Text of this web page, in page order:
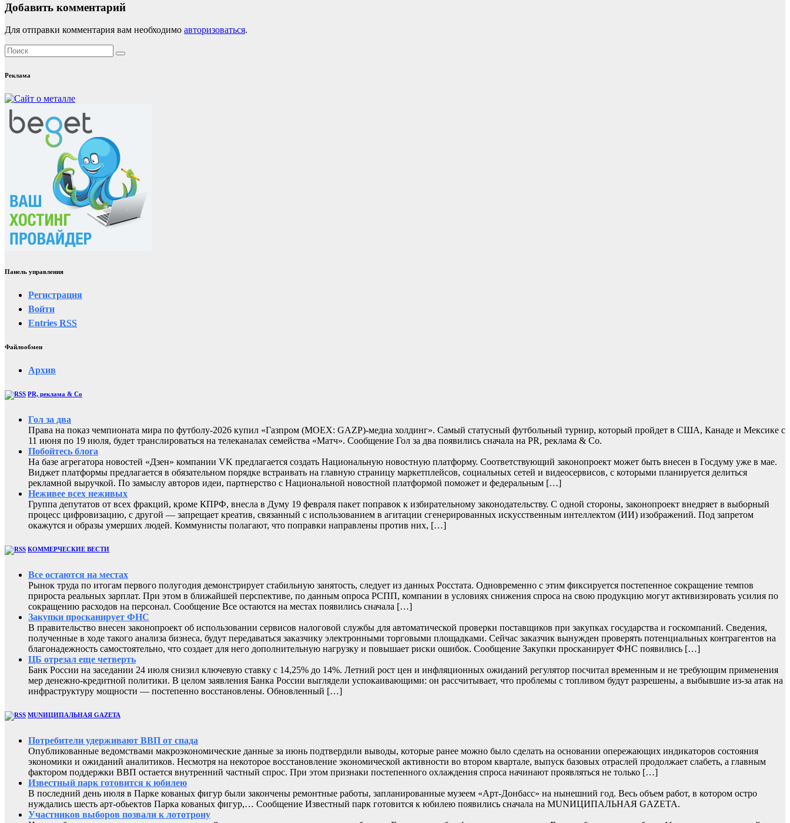
Добавить комментарий
Для отправки комментария вам необходимо авторизоваться.
Реклама
Панель управления
Регистрация
Войти
Entries RSS
Файлообмен
Архив
PR, реклама & Co
Гол за два
Права на показ чемпионата мира по футболу-2026 купил «Газпром (MOEX: GAZP)-медиа холдинг». Самый статусный футбольный турнир, который пройдет в США, Канаде и Мексике с
11 июня по 19 июля, будет транслироваться на телеканалах семейства «Матч». Сообщение Гол за два появились сначала на PR, реклама & Co.
Побойтесь блога
На базе агрегатора новостей «Дзен» компании VK предлагается создать Национальную новостную платформу. Соответствующий законопроект может быть внесен в Госдуму уже в мае.
Виджет платформы предлагается в обязательном порядке встраивать на главную страницу маркетплейсов, социальных сетей и видеосервисов, с которыми планируется делиться
рекламной выручкой. По замыслу авторов идеи, партнерство с Национальной новостной платформой поможет и федеральным […]
Неживее всех неживых
Группа депутатов от всех фракций, кроме КПРФ, внесла в Думу 19 февраля пакет поправок к избирательному законодательству. С одной стороны, законопроект внедряет в выборный
процесс цифровизацию, с другой — запрещает креатив, связанный с использованием в агитации сгенерированных искусственным интеллектом (ИИ) изображений. Под запретом
окажутся и образы умерших людей. Коммунисты полагают, что поправки направлены против них, […]
КОММЕРЧЕСКИЕ ВЕСТИ
Все остаются на местах
Рынок труда по итогам первого полугодия демонстрирует стабильную занятость, следует из данных Росстата. Одновременно с этим фиксируется постепенное сокращение темпов
прироста реальных зарплат. При этом в ближайшей перспективе, по данным опроса РСПП, компании в условиях снижения спроса на свою продукцию могут активизировать усилия по
сокращению расходов на персонал. Сообщение Все остаются на местах появились сначала […]
Закупки просканирует ФНС
В правительство внесен законопроект об использовании сервисов налоговой службы для автоматической проверки поставщиков при закупках государства и госкомпаний. Сведения,
полученные в ходе такого анализа бизнеса, будут передаваться заказчику электронными торговыми площадками. Сейчас заказчик вынужден проверять потенциальных контрагентов на
благонадежность самостоятельно, что создает для него дополнительную нагрузку и повышает риски ошибок. Сообщение Закупки просканирует ФНС появились […]
ЦБ отрезал еще четверть
Банк России на заседании 24 июля снизил ключевую ставку с 14,25% до 14%. Летний рост цен и инфляционных ожиданий регулятор посчитал временным и не требующим применения
мер денежно-кредитной политики. В целом заявления Банка России выглядели успокаивающими: он рассчитывает, что проблемы с топливом будут разрешены, а выбывшие из-за атак на
инфраструктуру мощности — постепенно восстановлены. Обновленный […]
MUNИЦИПАЛЬНАЯ GAZЕТА
Потребители удерживают ВВП от спада
Опубликованные ведомствами макроэкономические данные за июнь подтвердили выводы, которые ранее можно было сделать на основании опережающих индикаторов состояния
экономики и ожиданий аналитиков. Несмотря на некоторое восстановление экономической активности во втором квартале, выпуск базовых отраслей продолжает слабеть, а главным
фактором поддержки ВВП остается внутренний частный спрос. При этом признаки постепенного охлаждения спроса начинают проявляться не только […]
Известный парк готовится к юбилею
В последний день июля в Парке кованых фигур были закончены ремонтные работы, запланированные музеем «Арт-Донбасс» на нынешний год. Весь объем работ, в котором остро
нуждались шесть арт-обьектов Парка кованых фигур,… Сообщение Известный парк готовится к юбилею появились сначала на MUNИЦИПАЛЬНАЯ GAZЕТА.
Участников выборов позвали к лототрону